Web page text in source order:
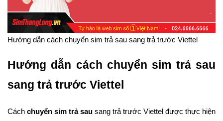
Hướng dẫn cách chuyển sim trả sau sang trả trước Viettel
Hướng dẫn cách chuyển sim trả sau
sang trả trước Viettel
Cách chuyển sim trả sau sang trả trước Viettel được thực hiện